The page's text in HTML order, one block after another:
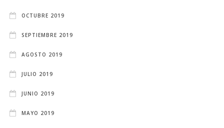
OCTUBRE 2019
SEPTIEMBRE 2019
AGOSTO 2019
JULIO 2019
JUNIO 2019
MAYO 2019